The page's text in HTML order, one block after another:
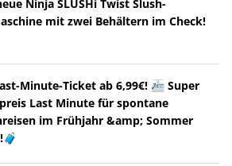
Ninja SLUSHi Twist Slush-
mit zwei Behältern im Check!
Minute-Ticket ab 6,99€! 🚈 Super
Last Minute für spontane
im Frühjahr &amp; Sommer